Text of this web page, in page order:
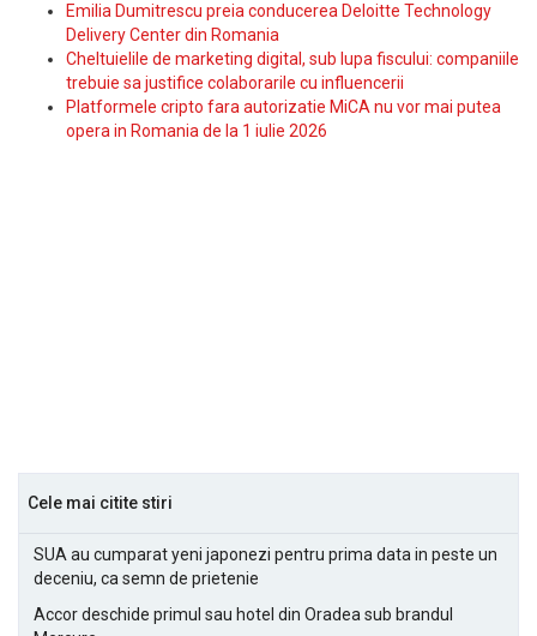
Emilia Dumitrescu preia conducerea Deloitte Technology
Delivery Center din Romania
Cheltuielile de marketing digital, sub lupa fiscului: companiile
trebuie sa justifice colaborarile cu influencerii
Platformele cripto fara autorizatie MiCA nu vor mai putea
opera in Romania de la 1 iulie 2026
Cele mai citite stiri
SUA au cumparat yeni japonezi pentru prima data in peste un
deceniu, ca semn de prietenie
Accor deschide primul sau hotel din Oradea sub brandul